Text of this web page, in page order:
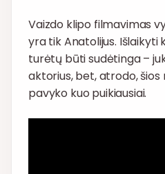
Vaizdo klipo filmavimas
yra tik Anatolijus. Išlaikyti
turėtų būti sudėtinga –
aktorius, bet, atrodo, šios
pavyko kuo puikiausiai.